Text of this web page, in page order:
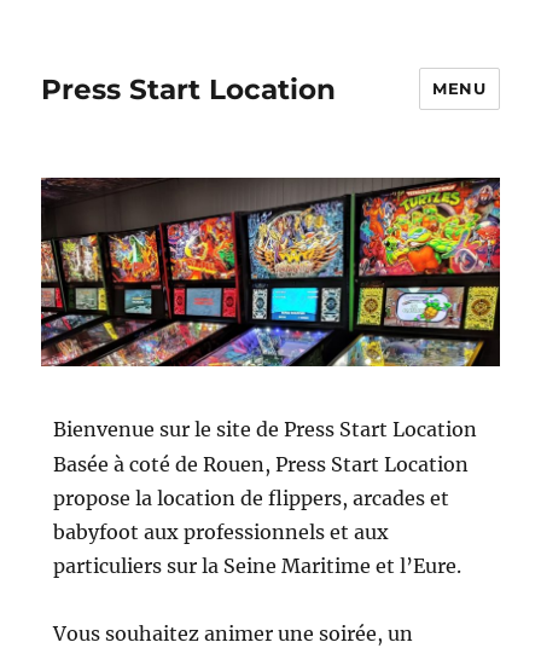
Press Start Location MENU
Bienvenue sur le site de Press Start Location
Basée à coté de Rouen, Press Start Location
propose la location de flippers, arcades et
babyfoot aux professionnels et aux
particuliers sur la Seine Maritime et l’Eure.
Vous souhaitez animer une soirée, un